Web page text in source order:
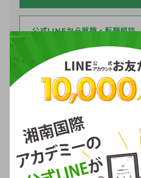
公式LINEから就職・転職相談
湘南国際アカデミーの資料
認知症介護基礎研修の受講